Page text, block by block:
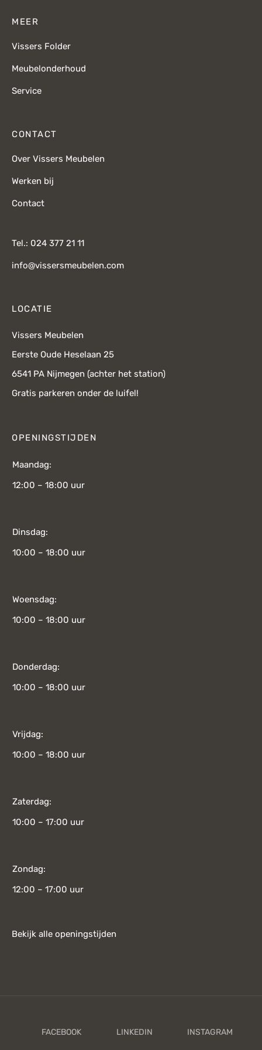
MEER
Vissers Folder
Meubelonderhoud
Service
CONTACT
Over Vissers Meubelen
Werken bij
Contact
Tel.: 024 377 21 11
info@vissersmeubelen.com
LOCATIE
Vissers Meubelen
Eerste Oude Heselaan 25
6541 PA Nijmegen (achter het station)
Gratis parkeren onder de luifel!
OPENINGSTIJDEN
Maandag:
12:00 – 18:00 uur
Dinsdag:
10:00 – 18:00 uur
Woensdag:
10:00 – 18:00 uur
Donderdag:
10:00 – 18:00 uur
Vrijdag:
10:00 – 18:00 uur
Zaterdag:
10:00 – 17:00 uur
Zondag:
12:00 – 17:00 uur
Bekijk alle openingstijden